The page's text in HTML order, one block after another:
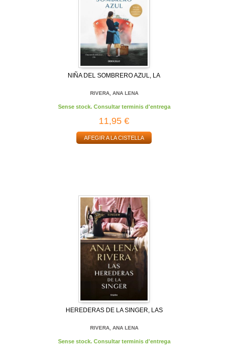
NIÑA DEL SOMBRERO AZUL, LA
RIVERA, ANA LENA
Sense stock. Consultar terminis d'entrega
11,95 €
AFEGIR A LA CISTELLA
HEREDERAS DE LA SINGER, LAS
RIVERA, ANA LENA
Sense stock. Consultar terminis d'entrega